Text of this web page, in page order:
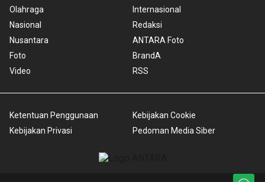
Olahraga
Nasional
Nusantara
Foto
Video
Internasional
Redaksi
ANTARA Foto
BrandA
RSS
Ketentuan Penggunaan
Kebijakan Privasi
Kebijakan Cookie
Pedoman Media Siber